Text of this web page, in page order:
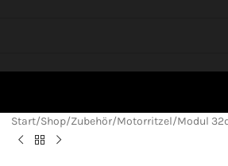
Start/Shop/Zubehör/Motorritzel/Modul